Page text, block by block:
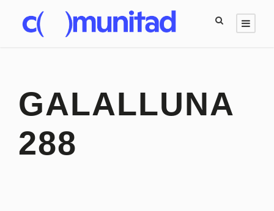
GALALLUNA
288